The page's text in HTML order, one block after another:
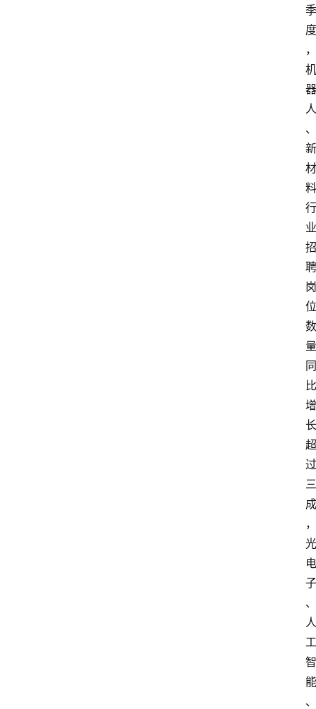
季
度
，
机
器
人
、
新
材
料
行
业
招
聘
岗
位
数
量
同
比
增
长
超
过
三
成
，
光
电
子
、
人
工
智
能
、